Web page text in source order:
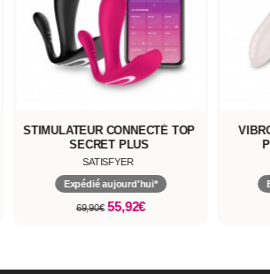
STIMULATEUR CONNECTÉ TOP
SECRET PLUS
SATISFYER
Expédié aujourd'hui*
69,90€55,92€